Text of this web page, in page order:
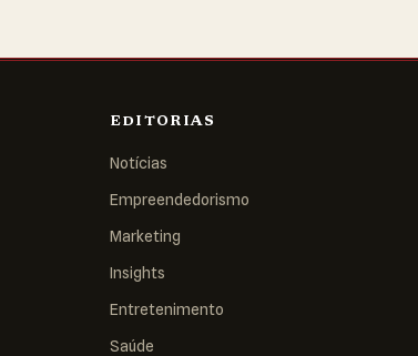
EDITORIAS
Notícias
Empreendedorismo
Marketing
Insights
Entretenimento
Saúde